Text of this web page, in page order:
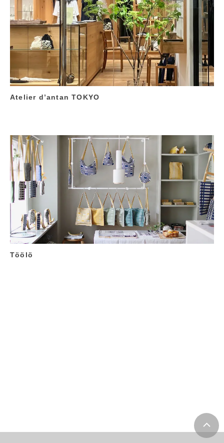
Atelier d’antan TOKYO
Töölö